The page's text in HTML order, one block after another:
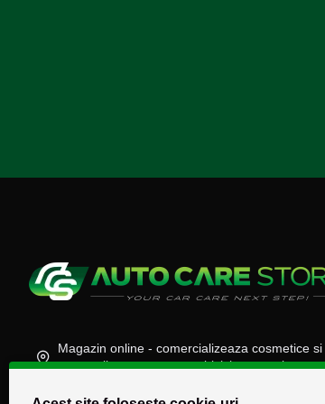
Magazin online - comercializeaza cosmetice si
accesorii auto, moto, atv, biciclete, camioane
(+40) 745 848 890